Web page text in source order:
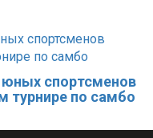
юных спортсменов
турнире по самбо